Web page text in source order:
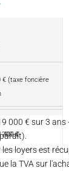
€ (taxe foncière
400 €
200 €
000 € sur 3 ans
les loyers est
la TVA sur